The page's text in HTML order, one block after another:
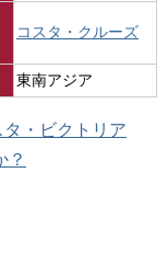
コスタ・クルーズ
東南アジア
タ・ビクトリア
？